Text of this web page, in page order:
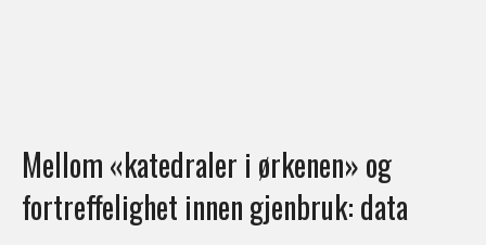
Mellom «katedraler i ørkenen» og
fortreffelighet innen gjenbruk: data